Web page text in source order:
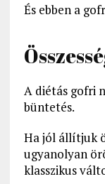
És ebben a
A diétás gofri
büntetés.
Ha jól állítjuk
ugyanolyan
klasszikus